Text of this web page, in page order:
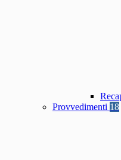
Provvedimenti 18